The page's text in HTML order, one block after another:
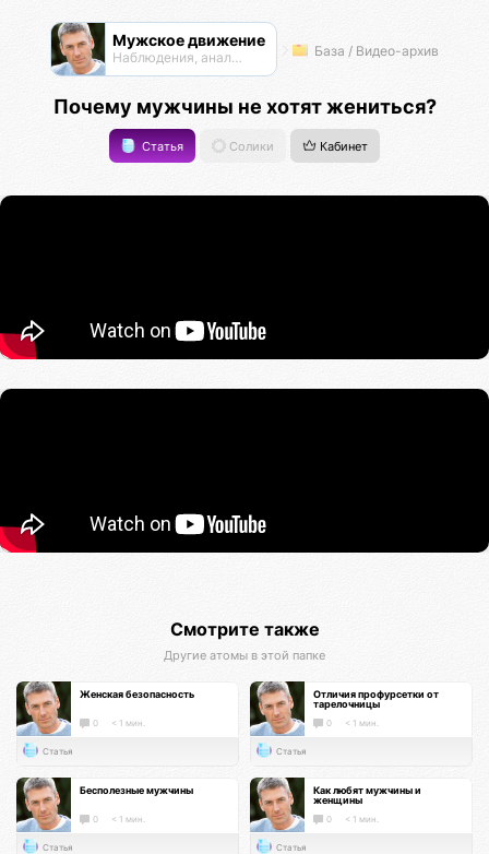
Мужское движение
Наблюдения, анализ, обсуждения База / Видео-архив
Почему мужчины не хотят жениться?
Статья Солики Кабинет
Смотрите также
Другие атомы в этой папке
Женская безопасность
0 < 1 мин.
Статья
Отличия профурсетки от
тарелочницы
0 < 1 мин.
Статья
Бесполезные мужчины
0 < 1 мин.
Статья
Как любят мужчины и
женщины
0 < 1 мин.
Статья